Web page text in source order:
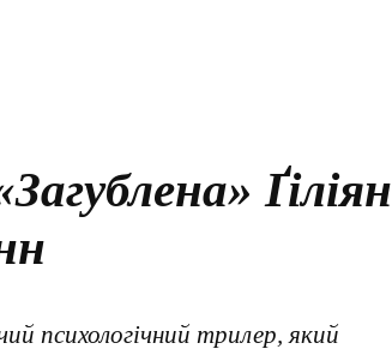
Ґіліян
психологічний трилер, який